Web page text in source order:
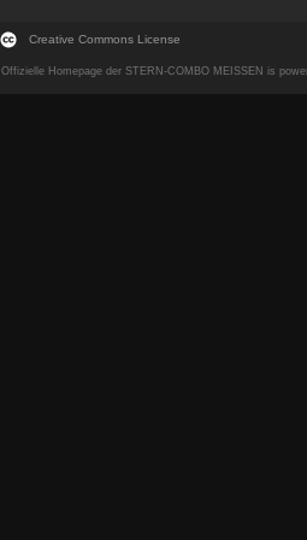
Creative Commons License
Offizielle Homepage der STERN-COMBO MEISSEN is